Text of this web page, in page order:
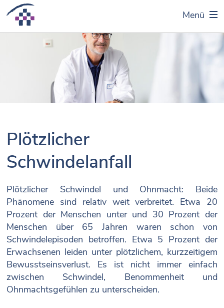
Menü
Plötzlicher
Schwindelanfall
Plötzlicher Schwindel und Ohnmacht: Beide
Phänomene sind relativ weit verbreitet. Etwa 20
Prozent der Menschen unter und 30 Prozent der
Menschen über 65 Jahren waren schon von
Schwindelepisoden betroffen. Etwa 5 Prozent der
Erwachsenen leiden unter plötzlichem, kurzzeitigem
Bewusstseinsverlust. Es ist nicht immer einfach
zwischen Schwindel, Benommenheit und
Ohnmachtsgefühlen zu unterscheiden.